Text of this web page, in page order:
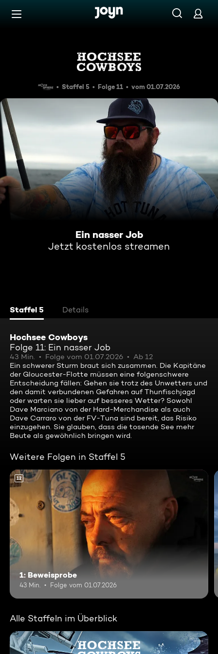
Zum Inhalt springen
Ein nasser Job
Staffel 5 Folge 11 vom 01.07.2026
Ein nasser Job
Jetzt kostenlos streamen
Staffel 5 Details
Hochsee Cowboys
Folge 11: Ein nasser Job
43 Min. Folge vom 01.07.2026
Ab 12
Ein schwerer Sturm braut sich zusammen. Die Kapitäne
der Gloucester-Flotte müssen eine folgenschwere
Entscheidung fällen: Gehen sie trotz des Unwetters und
den damit verbundenen Gefahren auf Thunfischjagd
oder warten sie lieber auf besseres Wetter? Sowohl
Dave Marciano von der Hard-Merchandise als auch
Dave Carraro von der FV-Tuna sind bereit, das Risiko
einzugehen. Sie glauben, dass die tosende See mehr
Beute als gewöhnlich bringen wird.
Weitere Folgen in Staffel 5
12
1: Beweisprobe
43 Min. Folge vom 01.07.2026
Alle Staffeln im Überblick